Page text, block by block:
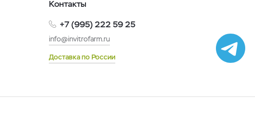
Контакты
+7 (995) 222 59 25
info@invitrofarm.ru
Доставка по России